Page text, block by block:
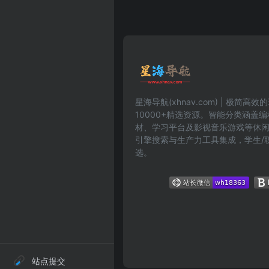
站点提交
星海导航(xhnav.com) | 极简高效
10000+精选资源。智能分类涵盖
材、学习平台及影视音乐游戏等休
引擎搜索与生产力工具集成，学生/
选。